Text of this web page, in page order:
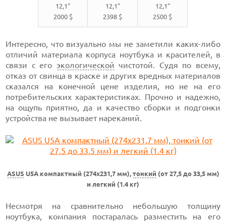
12,1"
2000 $
12,1"
2398 $
12,1"
2500 $
Интересно, что визуально мы не заметили каких-либо
отличий материала корпуса ноутбука и красителей, в
связи с его экологической чистотой. Судя по всему,
отказ от свинца в краске и других вредных материалов
сказался на конечной цене изделия, но не на его
потребительских характеристиках. Прочно и надежно,
на ощупь приятно, да и качество сборки и подгонки
устройства не вызывает нареканий.
ASUS U5A компактный (274х231,7 мм), тонкий (от 27,5 до 33,5 мм)
и легкий (1.4 кг)
Несмотря на сравнительно небольшую толщину
ноутбука, компания постаралась разместить на его